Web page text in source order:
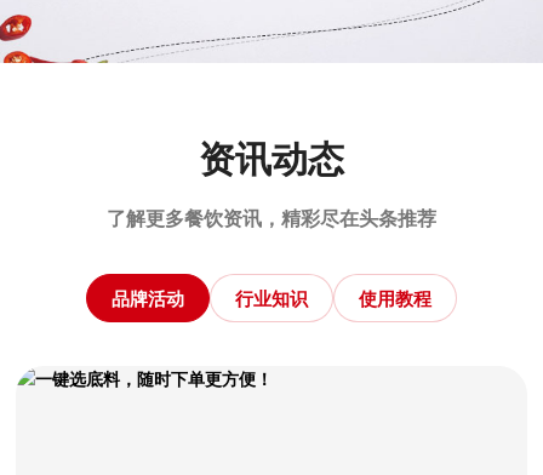
资讯动态
了解更多餐饮资讯，精彩尽在头条推荐
品牌活动 行业知识 使用教程